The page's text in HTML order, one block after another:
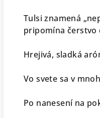
Tulsi znamená
pripomína čerstvo
Hrejivá, sladká
Vo svete sa v
Po nanesení na